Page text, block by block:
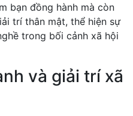
bạn đồng hành mà còn
trí thân mật, thể hiện sự
trong bối cảnh xã hội
và giải trí xã